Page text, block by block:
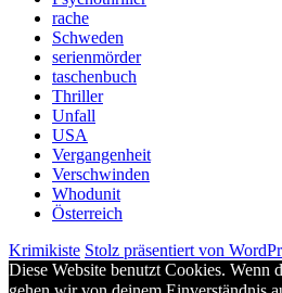
rache
Schweden
serienmörder
taschenbuch
Thriller
Unfall
USA
Vergangenheit
Verschwinden
Whodunit
Österreich
Krimikiste Stolz präsentiert von
Diese Website benutzt Cookies. Wenn